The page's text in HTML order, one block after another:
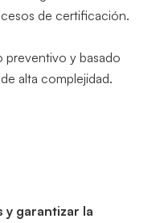
de certificación.
preventivo y basado
alta complejidad.
garantizar la